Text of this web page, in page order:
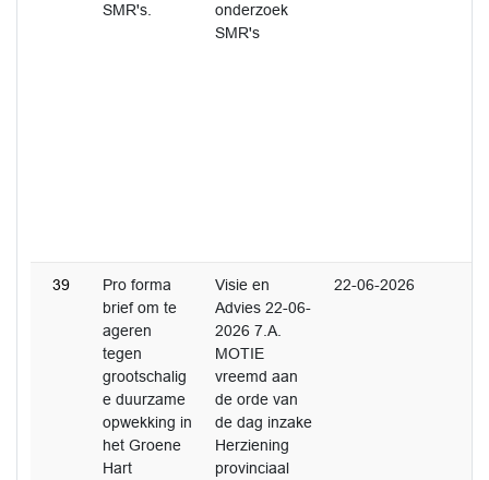
SMR's.
onderzoek
SMR's
39
Pro forma
brief om te
ageren
tegen
grootschalig
e duurzame
opwekking in
het Groene
Hart
Visie en
Advies 22-06-
2026 7.A.
MOTIE
vreemd aan
de orde van
de dag inzake
Herziening
provinciaal
22-06-2026